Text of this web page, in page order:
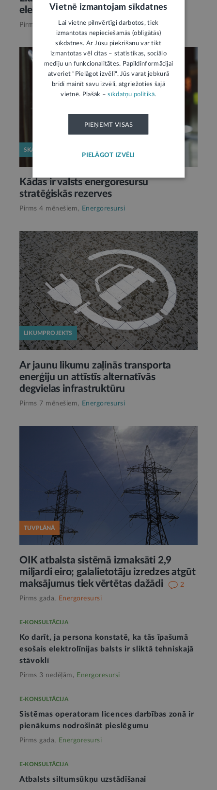
elektrostaciju ekspluatācijas prasības
Pirms mēneša, Energoresursi
SKAIDROJUMS
Kādas ir valsts energoresursu
stratēģiskās rezerves
Pirms 4 mēnešiem, Energoresursi
LIKUMPROJEKTS
Ar jaunu likumu zaļinās transporta
enerģiju un attīstīs alternatīvās
degvielas infrastruktūru
Pirms 7 mēnešiem, Energoresursi
TUVPLĀNĀ
OIK atbalsta sistēmā izmaksāti 2,9
miljardi eiro; galalietotāju izredzes atgūt
maksājumus tiek vērtētas dažādi
2
Pirms gada, Energoresursi
E-KONSULTĀCIJA
Ko darīt, ja persona konstatē, ka tās īpašumā
esošais elektrolīnijas balsts ir sliktā tehniskajā
stāvoklī
Pirms 3 nedēļām, Energoresursi
E-KONSULTĀCIJA
Sistēmas operatoram licences darbības zonā ir
pienākums nodrošināt pieslēgumu
Pirms gada, Energoresursi
E-KONSULTĀCIJA
Atbalsts siltumsūkņu uzstādīšanai
Vietnē izmantojam sīkdatnes
Lai vietne pilnvērtīgi darbotos, tiek
izmantotas nepieciešamās (obligātās)
sīkdatnes. Ar Jūsu piekrišanu var tikt
izmantotas vēl citas – statistikas, sociālo
mediju un funkcionalitātes. Papildinformācijai
atveriet "Pielāgot izvēli". Jūs varat jebkurā
brīdī mainīt savu izvēli, atgriežoties šajā
vietnē. Plašāk –sīkdatņu politikā.
PIEŅEMT VISAS
PIELĀGOT IZVĒLI